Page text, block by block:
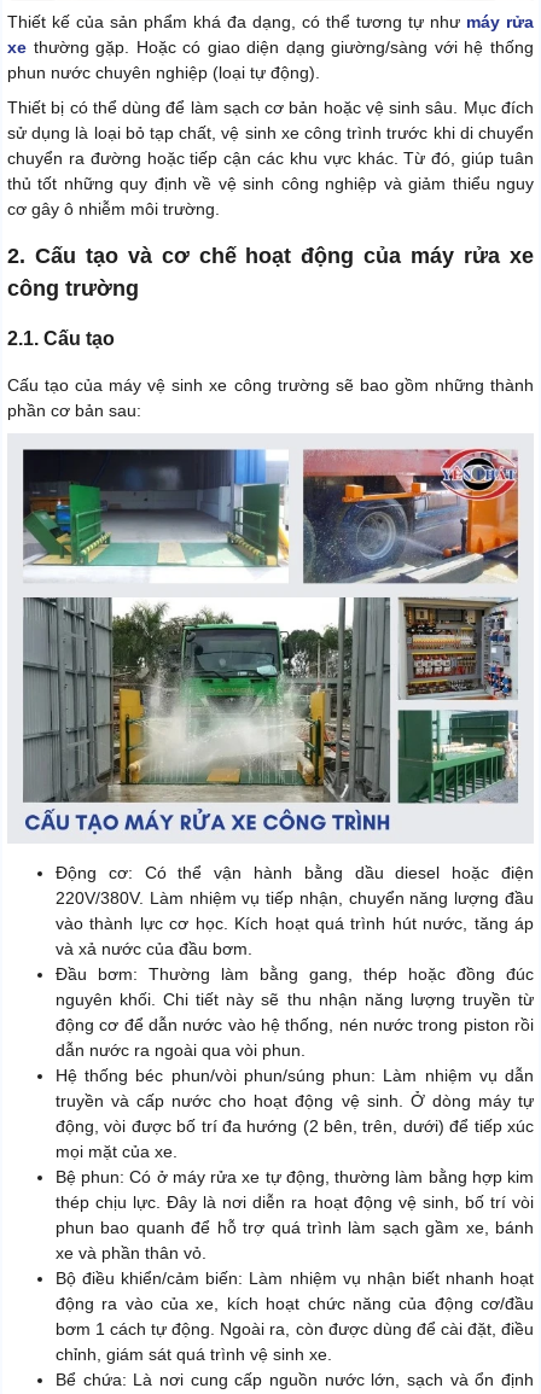
Thiết kế của sản phẩm khá đa dạng, có thể tương tự như máy rửa
xe thường gặp. Hoặc có giao diện dạng giường/sàng với hệ thống
phun nước chuyên nghiệp (loại tự động).
Thiết bị có thể dùng để làm sạch cơ bản hoặc vệ sinh sâu. Mục đích
sử dụng là loại bỏ tạp chất, vệ sinh xe công trình trước khi di chuyển
chuyển ra đường hoặc tiếp cận các khu vực khác. Từ đó, giúp tuân
thủ tốt những quy định về vệ sinh công nghiệp và giảm thiểu nguy
cơ gây ô nhiễm môi trường.
2. Cấu tạo và cơ chế hoạt động của máy rửa xe
công trường
2.1. Cấu tạo
Cấu tạo của máy vệ sinh xe công trường sẽ bao gồm những thành
phần cơ bản sau:
Động cơ: Có thể vận hành bằng dầu diesel hoặc điện
220V/380V. Làm nhiệm vụ tiếp nhận, chuyển năng lượng đầu
vào thành lực cơ học. Kích hoạt quá trình hút nước, tăng áp
và xả nước của đầu bơm.
Đầu bơm: Thường làm bằng gang, thép hoặc đồng đúc
nguyên khối. Chi tiết này sẽ thu nhận năng lượng truyền từ
động cơ để dẫn nước vào hệ thống, nén nước trong piston rồi
dẫn nước ra ngoài qua vòi phun.
Hệ thống béc phun/vòi phun/súng phun: Làm nhiệm vụ dẫn
truyền và cấp nước cho hoạt động vệ sinh. Ở dòng máy tự
động, vòi được bố trí đa hướng (2 bên, trên, dưới) để tiếp xúc
mọi mặt của xe.
Bệ phun: Có ở máy rửa xe tự động, thường làm bằng hợp kim
thép chịu lực. Đây là nơi diễn ra hoạt động vệ sinh, bố trí vòi
phun bao quanh để hỗ trợ quá trình làm sạch gầm xe, bánh
xe và phần thân vỏ.
Bộ điều khiển/cảm biến: Làm nhiệm vụ nhận biết nhanh hoạt
động ra vào của xe, kích hoạt chức năng của động cơ/đầu
bơm 1 cách tự động. Ngoài ra, còn được dùng để cài đặt, điều
chỉnh, giám sát quá trình vệ sinh xe.
Bể chứa: Là nơi cung cấp nguồn nước lớn, sạch và ổn định